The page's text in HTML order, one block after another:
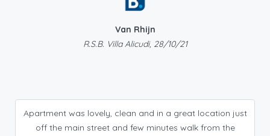
Van Rhijn
R.S.B. Villa Alicudi, 28/10/21
Apartment was lovely, clean and in a great location just
off the main street and few minutes walk from the